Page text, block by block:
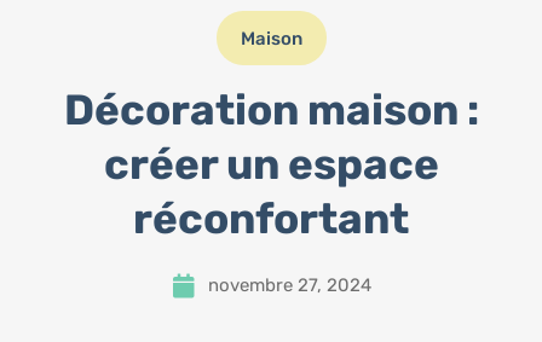
Maison
Décoration maison :
créer un espace
réconfortant
novembre 27, 2024